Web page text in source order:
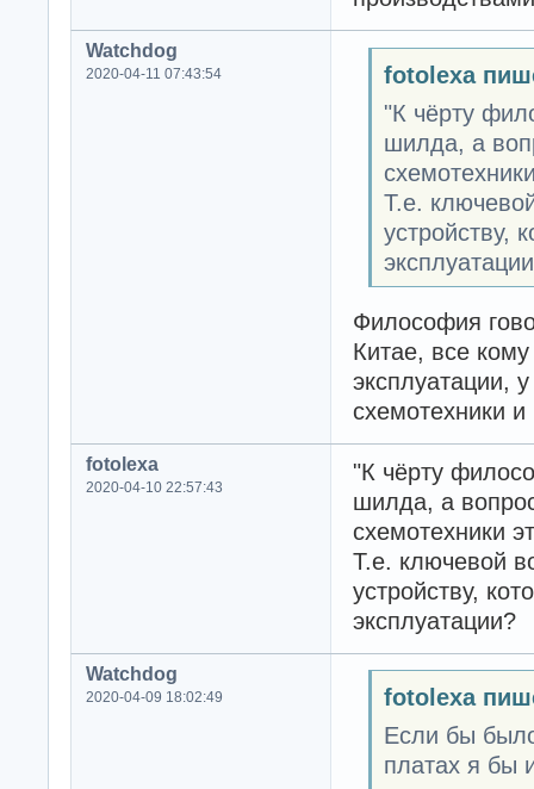
Watchdog
2020-04-11 07:43:54
fotolexa
"К чёрту
шилда, а
Т.е.
устройству,
Философия
Китае, все
эксплуатации,
схемотехники
fotolexa
2020-04-10 22:57:43
"К чёрту
шилда, а
схемотехники
Т.е. ключевой
устройству,
эксплуатации?
Watchdog
2020-04-09 18:02:49
fotolexa
Если бы
платах я бы